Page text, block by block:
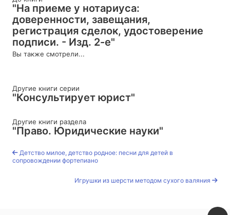
"На приеме у нотариуса:
доверенности, завещания,
регистрация сделок, удостоверение
подписи. - Изд. 2-е"
Вы также смотрели...
Другие книги серии
"Консультирует юрист"
Другие книги раздела
"Право. Юридические науки"
Детство милое, детство родное: песни для детей в
сопровождении фортепиано
Игрушки из шерсти методом сухого валяния